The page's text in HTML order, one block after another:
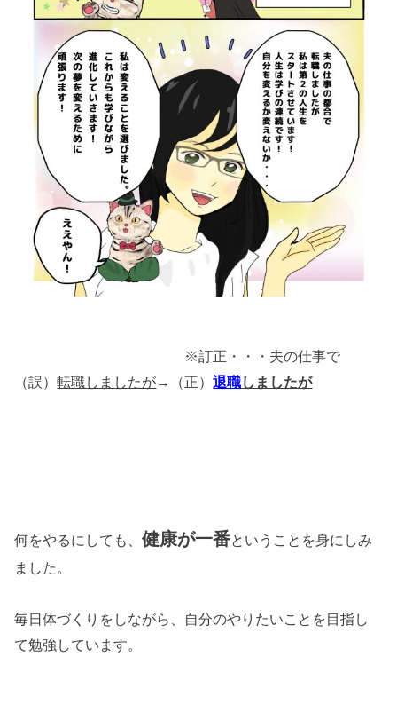
※訂正・・・夫の仕事で
（誤）転職しましたが→（正）退職しましたが
何をやるにしても、健康が一番ということを身にしみ
ました。
毎日体づくりをしながら、自分のやりたいことを目指し
て勉強しています。